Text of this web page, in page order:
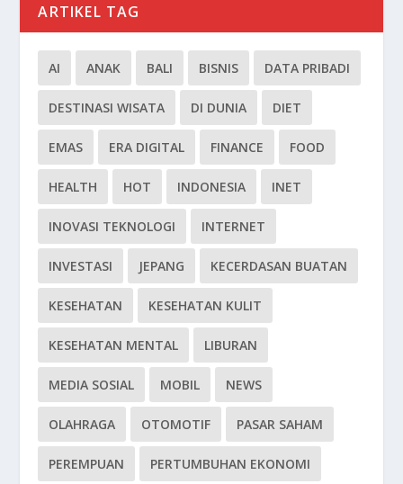
ARTIKEL TAG
AI ANAK BALI BISNIS DATA PRIBADI
DESTINASI WISATA DI DUNIA DIET
EMAS ERA DIGITAL FINANCE FOOD
HEALTH HOT INDONESIA INET
INOVASI TEKNOLOGI INTERNET
INVESTASI JEPANG KECERDASAN BUATAN
KESEHATAN KESEHATAN KULIT
KESEHATAN MENTAL LIBURAN
MEDIA SOSIAL MOBIL NEWS
OLAHRAGA OTOMOTIF PASAR SAHAM
PEREMPUAN PERTUMBUHAN EKONOMI